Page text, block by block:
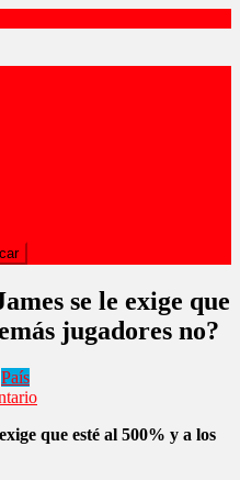
se le exige que
jugadores no?
País
en
¿Por
que esté al 500% y a los